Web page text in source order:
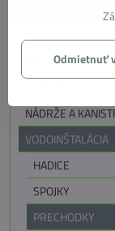
VODA A WC V
NÁHRADNÉ DIELY
NÁDRŽE A
VODOINŠTALÁCIA
HADICE
SPOJKY
PRECHODKY
Odmietnuť